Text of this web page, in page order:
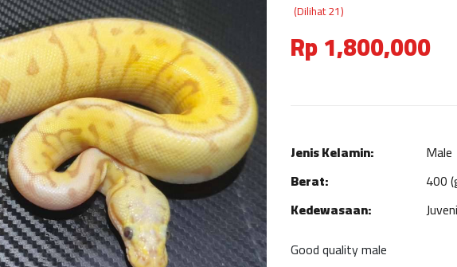
(Dilihat 21)
Rp 1,800,000
Jenis Kelamin:
Male
Berat:
400
Kedewasaan:
Good quality male